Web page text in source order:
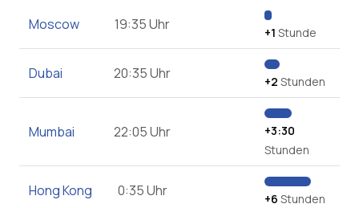
Moscow 19:35 Uhr +1 Stunde
Dubai 20:35 Uhr +2 Stunden
Mumbai 22:05 Uhr
+3:30
Stunden
Hong Kong 0:35 Uhr +6 Stunden